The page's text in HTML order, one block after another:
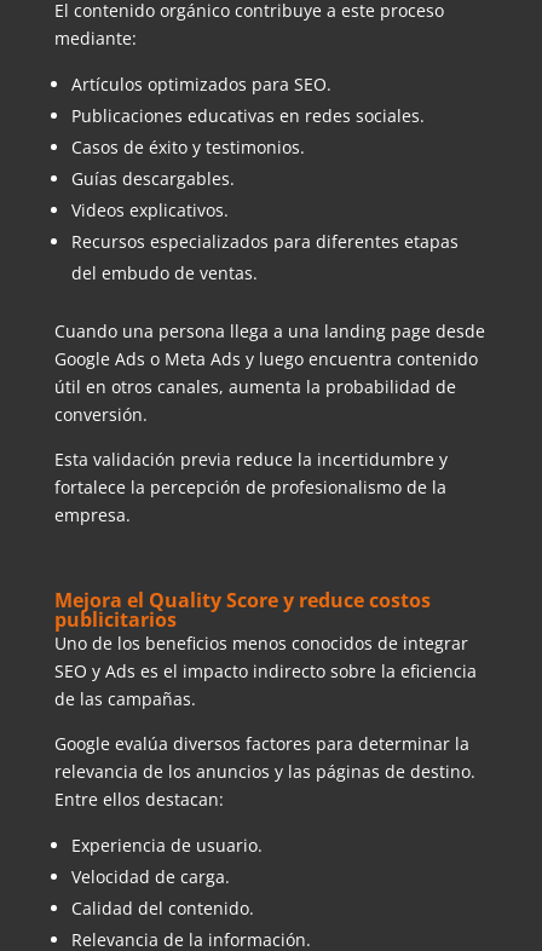
El contenido orgánico contribuye a este proceso
mediante:
Artículos optimizados para SEO.
Publicaciones educativas en redes sociales.
Casos de éxito y testimonios.
Guías descargables.
Videos explicativos.
Recursos especializados para diferentes etapas
del embudo de ventas.
Cuando una persona llega a una landing page desde
Google Ads o Meta Ads y luego encuentra contenido
útil en otros canales, aumenta la probabilidad de
conversión.
Esta validación previa reduce la incertidumbre y
fortalece la percepción de profesionalismo de la
empresa.
Mejora el Quality Score y reduce costos
publicitarios
Uno de los beneficios menos conocidos de integrar
SEO y Ads es el impacto indirecto sobre la eficiencia
de las campañas.
Google evalúa diversos factores para determinar la
relevancia de los anuncios y las páginas de destino.
Entre ellos destacan:
Experiencia de usuario.
Velocidad de carga.
Calidad del contenido.
Relevancia de la información.